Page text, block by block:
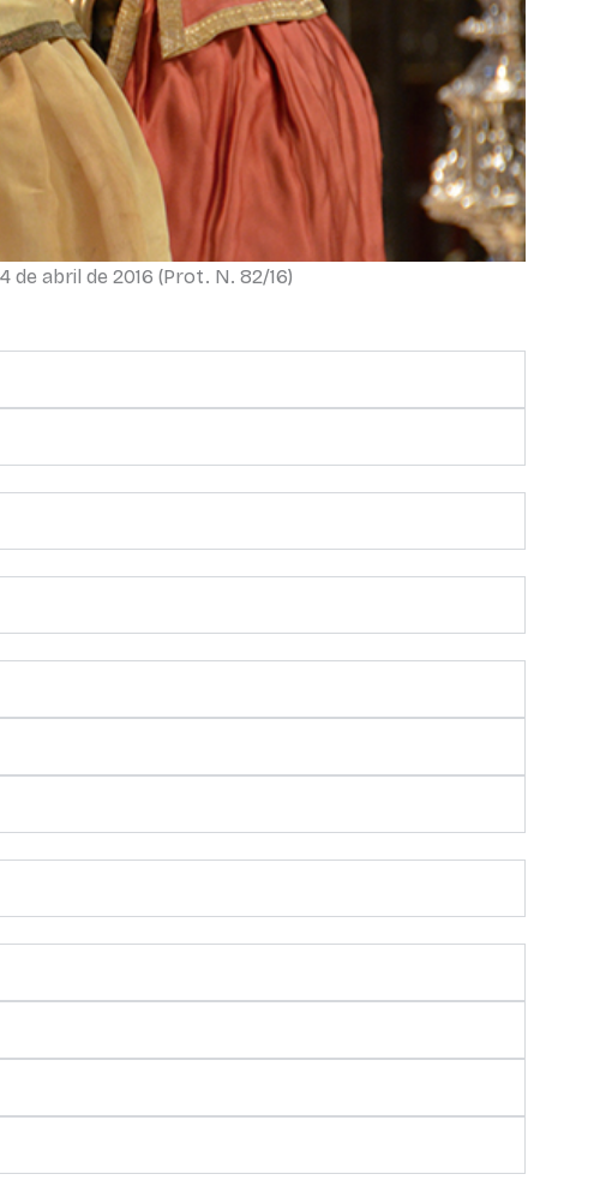
abril de 2016 (Prot. N. 82/16)